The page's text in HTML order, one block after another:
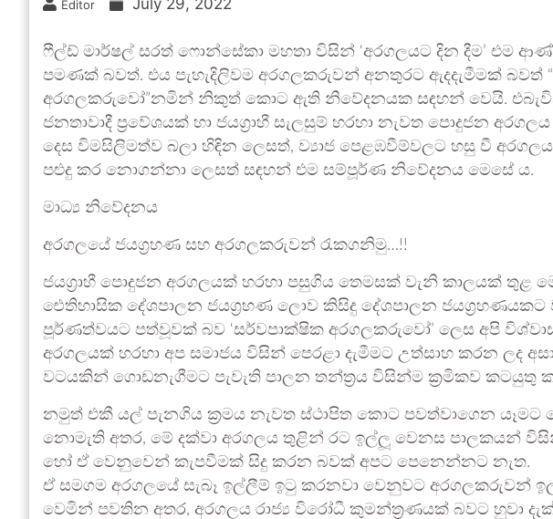
Editor July 29, 2022
ෆීල්ඩ් මාර්ෂල් සරත් ෆොන්සේකා මහතා විසින් ‘අරගලයට දින දීම’ එම
පමණක් බවත්. එය පැහැදිලිවම අරගලකරුවන් අනතුරට ඇදදැමීමක් බවත්
අරගලකරුවෝ”නමින් නිකුත් කොට ඇති නිවේදනයක සඳහන් වෙයි.
ජනතාවාදී ප්‍රවේශයක් හා ජයග්‍රාහී සැලසුම් හරහා නැවත පොදුජන
දෙස විමසිලිමත්ව බලා හිඳින ලෙසත්, ව්‍යාජ පෙළඹවීම්වලට හසු වී
පළුදු කර නොගන්නා ලෙසත් සඳහන් එම සම්පූර්ණ නිවේදනය මෙසේ ය.
මාධ්‍ය නිවේදනය
අරගලයේ ජයග්‍රහණ සහ අරගලකරුවන් රැකගනිමු…!!
ජයග්‍රාහී පොදුජන අරගලයක් හරහා පසුගිය තෙමසක් වැනි කාලයක් තුළ
ඓතිහාසික දේශපාලන ජයග්‍රහණ ලොව කිසිදු දේශපාලන ජයග්‍රහණයකට
පූර්ණත්වයට පත්වූවක් බව ‘සර්වපාක්ෂික අරගලකරුවෝ’ ලෙස අපි
අරගලයක් හරහා අප සමාජය විසින් පෙරළා දැමීමට උත්සාහ කරන ලද
වටයකින් ගොඩනැගීමට පැවැති පාලන තන්ත්‍රය විසින්ම ක්‍රමිකව කටයුතු
නමුත් එකී යල් පැනගිය ක්‍රමය නැවත ස්ථාපිත කොට පවත්වාගෙන යෑමට
නොමැති අතර, මේ දක්වා අරගලය තුළින් රට ඉල්ලූ වෙනස පාලකයන්
හෝ ඒ වෙනුවෙන් කැපවීමක් සිදු කරන බවක් අපට පෙනෙන්නට නැත.
ඒ සමගම අරගලයේ සැබෑ ඉල්ලීම් ඉටු කරනවා වෙනුවට අරගලකරුවන්
වෙමින් පවතින අතර, අරගලය රාජ්‍ය විරෝධී කුමන්ත්‍රණයක් බවට හුවා